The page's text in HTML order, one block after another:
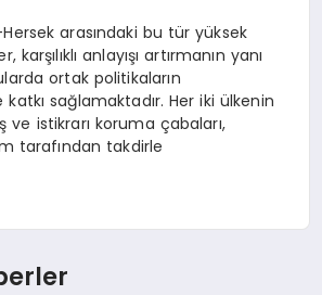
arasındaki bu tür yüksek
anlayışı artırmanın yanı
ortak politikaların
sağlamaktadır. Her iki ülkenin
ve istikrarı koruma çabaları,
tarafından takdirle